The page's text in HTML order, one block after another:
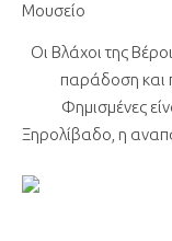
Μουσείο
Οι Βλάχοι της
παράδοση και
Φημισμένες
Ξηρολίβαδο, η